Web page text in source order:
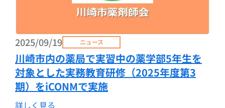
2025/09/19 ニュース
川崎市内の薬局で実習中の薬学部5年生を
対象とした実務教育研修（2025年度第3
期）をiCONMで実施
詳しく見る